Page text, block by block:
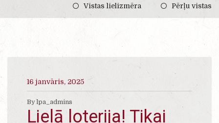
Vistas lielizmēra
Pērļu vistas
16 janvāris, 2025
By lpa_admins
Lielā loterija! Tikai